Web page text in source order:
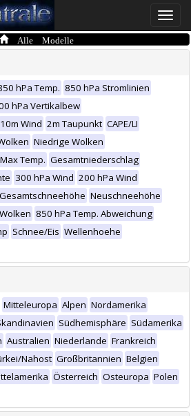
Toggle
Alle Modelle
hPa Temp. 850 hPa Stromlinien
hPa Vertikalbew
10m Wind 2m Taupunkt CAPE/LI
Niedrige Wolken
Temp. Gesamtniederschlag
300 hPa Wind 200 hPa Wind
Gesamtschneehöhe Neuschneehöhe
850 hPa Temp. Abweichung
Schnee/Eis Wellenhoehe
Mitteleuropa Alpen Nordamerika
Südhemisphäre Südamerika
Australien Niederlande Frankreich
Nahost Großbritannien Belgien
Österreich Osteuropa Polen